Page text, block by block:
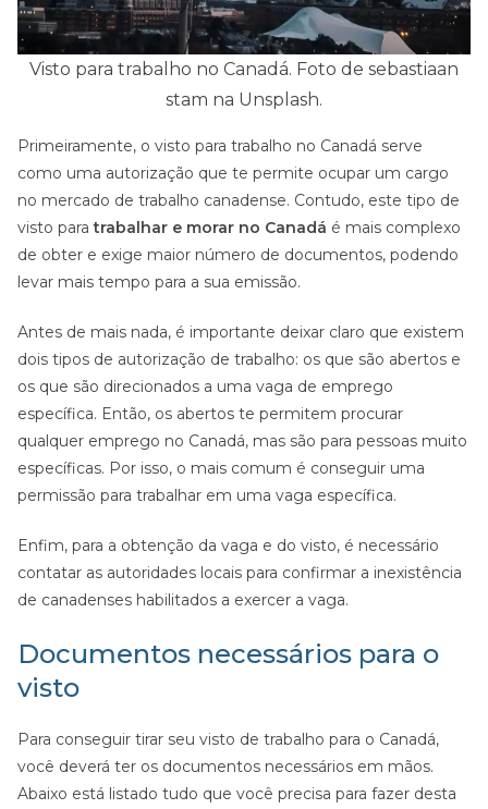
Visto para trabalho no Canadá. Foto de sebastiaan
stam na Unsplash.
Primeiramente, o visto para trabalho no Canadá serve
como uma autorização que te permite ocupar um cargo
no mercado de trabalho canadense. Contudo, este tipo de
visto paratrabalhar e morar no Canadá é mais complexo
de obter e exige maior número de documentos, podendo
levar mais tempo para a sua emissão.
Antes de mais nada, é importante deixar claro que existem
dois tipos de autorização de trabalho: os que são abertos e
os que são direcionados a uma vaga de emprego
específica. Então, os abertos te permitem procurar
qualquer emprego no Canadá, mas são para pessoas muito
específicas. Por isso, o mais comum é conseguir uma
permissão para trabalhar em uma vaga específica.
Enfim, para a obtenção da vaga e do visto, é necessário
contatar as autoridades locais para confirmar a inexistência
de canadenses habilitados a exercer a vaga.
Documentos necessários para o
visto
Para conseguir tirar seu visto de trabalho para o Canadá,
você deverá ter os documentos necessários em mãos.
Abaixo está listado tudo que você precisa para fazer desta